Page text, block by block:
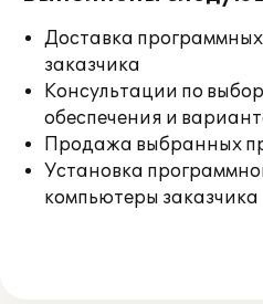
Доставка
заказчика
Консультации по
обеспечения и
Продажа выбранных
Установка
компьютеры заказчика